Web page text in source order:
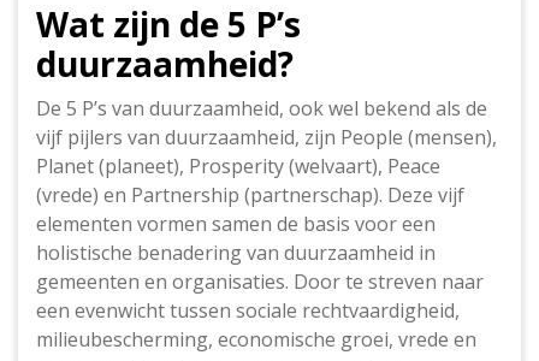
Wat zijn de 5 P’s
duurzaamheid?
De 5 P’s van duurzaamheid, ook wel bekend als de
vijf pijlers van duurzaamheid, zijn People (mensen),
Planet (planeet), Prosperity (welvaart), Peace
(vrede) en Partnership (partnerschap). Deze vijf
elementen vormen samen de basis voor een
holistische benadering van duurzaamheid in
gemeenten en organisaties. Door te streven naar
een evenwicht tussen sociale rechtvaardigheid,
milieubescherming, economische groei, vrede en